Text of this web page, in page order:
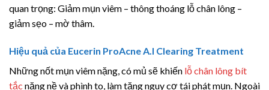
quan trọng: Giảm mụn viêm – thông thoáng lỗ chân lông –
giảm sẹo – mờ thâm.
Hiệu quả của Eucerin ProAcne A.I Clearing Treatment
Những nốt mụn viêm nặng, có mủ sẽ khiến lỗ chân lông bít
tắc nặng nề và phình to, làm tăng nguy cơ tái phát mụn. Ngoài